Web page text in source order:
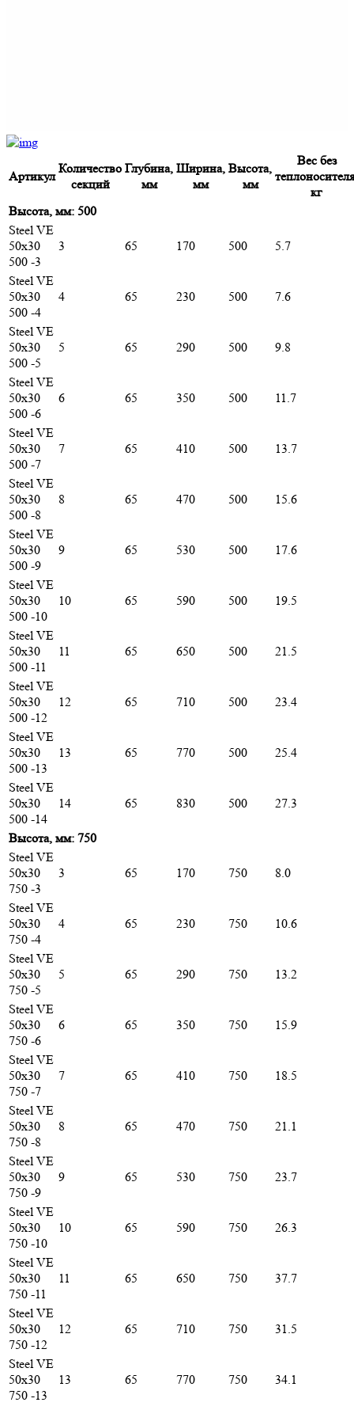
Артикул
Количество
секций
Глубина,
мм
Ширина,
мм
Высота,
мм
Вес без
кг
Высота, мм: 500
Steel VE
50х30
500 -3
3 65 170 500 5.7
Steel VE
50х30
500 -4
4 65 230 500 7.6
Steel VE
50х30
500 -5
5 65 290 500 9.8
Steel VE
50х30
500 -6
6 65 350 500 11.7
Steel VE
50х30
500 -7
7 65 410 500 13.7
Steel VE
50х30
500 -8
8 65 470 500 15.6
Steel VE
50х30
500 -9
9 65 530 500 17.6
Steel VE
50х30
500 -10
10 65 590 500 19.5
Steel VE
50х30
500 -11
11 65 650 500 21.5
Steel VE
50х30
500 -12
12 65 710 500 23.4
Steel VE
50х30
500 -13
13 65 770 500 25.4
Steel VE
50х30
500 -14
14 65 830 500 27.3
Высота, мм: 750
Steel VE
50х30
750 -3
3 65 170 750 8.0
Steel VE
50х30
750 -4
4 65 230 750 10.6
Steel VE
50х30
750 -5
5 65 290 750 13.2
Steel VE
50х30
750 -6
6 65 350 750 15.9
Steel VE
50х30
750 -7
7 65 410 750 18.5
Steel VE
50х30
750 -8
8 65 470 750 21.1
Steel VE
50х30
750 -9
9 65 530 750 23.7
Steel VE
50х30
750 -10
10 65 590 750 26.3
Steel VE
50х30
750 -11
11 65 650 750 37.7
Steel VE
50х30
750 -12
12 65 710 750 31.5
Steel VE
50х30
750 -13
13 65 770 750 34.1